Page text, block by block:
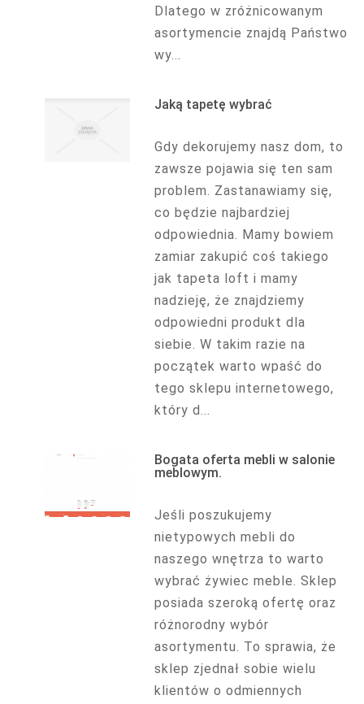
Dlatego w zróżnicowanym
asortymencie znajdą Państwo
wy...
Jaką tapetę wybrać
Gdy dekorujemy nasz dom, to
zawsze pojawia się ten sam
problem. Zastanawiamy się,
co będzie najbardziej
odpowiednia. Mamy bowiem
zamiar zakupić coś takiego
jak tapeta loft i mamy
nadzieję, że znajdziemy
odpowiedni produkt dla
siebie. W takim razie na
początek warto wpaść do
tego sklepu internetowego,
który d...
Bogata oferta mebli w salonie
meblowym.
Jeśli poszukujemy
nietypowych mebli do
naszego wnętrza to warto
wybrać żywiec meble. Sklep
posiada szeroką ofertę oraz
różnorodny wybór
asortymentu. To sprawia, że
sklep zjednał sobie wielu
klientów o odmiennych